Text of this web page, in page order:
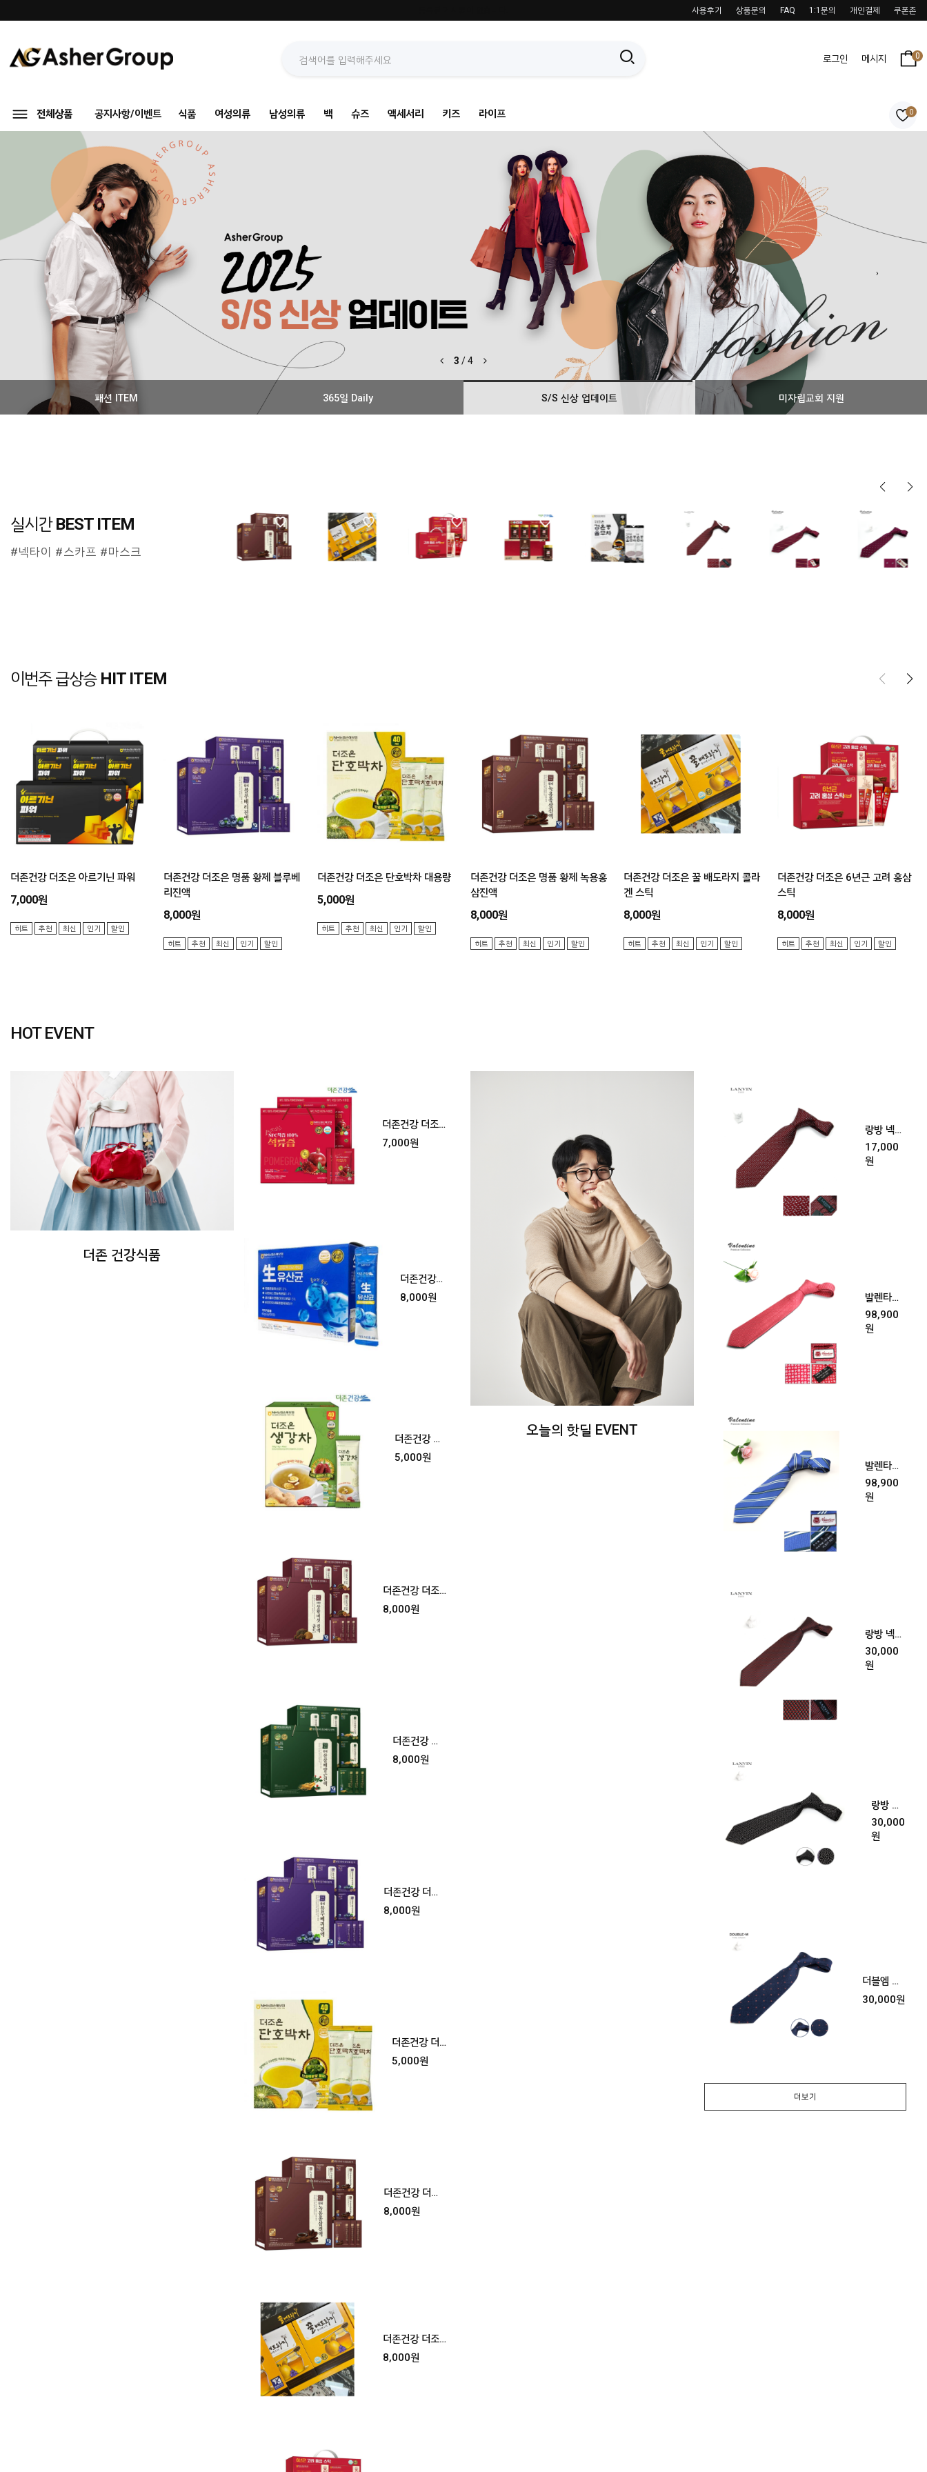
사용후기 상품문의 FAQ 1:1문의 개인결제 쿠폰존
로그인 메시지 0
전체상품 공지사항/이벤트 식품 여성의류 남성의류 백 슈즈 액세서리 키즈 라이프 0
‹ ›
4 /4
패션 ITEM 365일 Daily S/S 신상 업데이트 미자립교회 지원
실시간BEST ITEM
#넥타이 #스카프 #마스크
이번주 급상승 HIT ITEM
더존건강 더조은 아르기닌 파워
7,000원
히트 추천 최신 인기 할인
더존건강 더조은 명품 황제 블루베
리진액
8,000원
히트 추천 최신 인기 할인
더존건강 더조은 단호박차 대용량
5,000원
히트 추천 최신 인기 할인
더존건강 더조은 명품 황제 녹용홍
삼진액
8,000원
히트 추천 최신 인기 할인
더존건강 더조은 꿀 배도라지 콜라
겐 스틱
8,000원
히트 추천 최신 인기 할인
더존건강 더조은 6년근 고려 홍삼
스틱
8,000원
히트 추천 최신 인기 할인
HOT EVENT
더존 건강식품
더존건강 더조
은 NFC 착즙
7,000원
더존건강
더조은 생
8,000원
더존건강 더
조은 생강차
5,000원
더존건강 더조
은 명품 상황버
8,000원
더존건강 더
조은 산삼배
8,000원
더존건강 더조
은 명품 황제 블
8,000원
더존건강 더
조은 단호박
5,000원
더존건강 더조
은 명품 황제 녹
8,000원
더존건강 더조
은 꿀 배도라지
8,000원
오늘의 핫딜 EVENT
랑방 넥타
이 [다크
레드]
17,000
원
발렌타인
넥타이 -
레드
98,900
원
발렌타인
넥타이
[블루]
98,900
원
랑방 넥타
이 [다크
레드]
30,000
원
랑방 넥
타이 (블
랙)
30,000
원
더블엠 넥
타이 [다크
30,000원
더보기